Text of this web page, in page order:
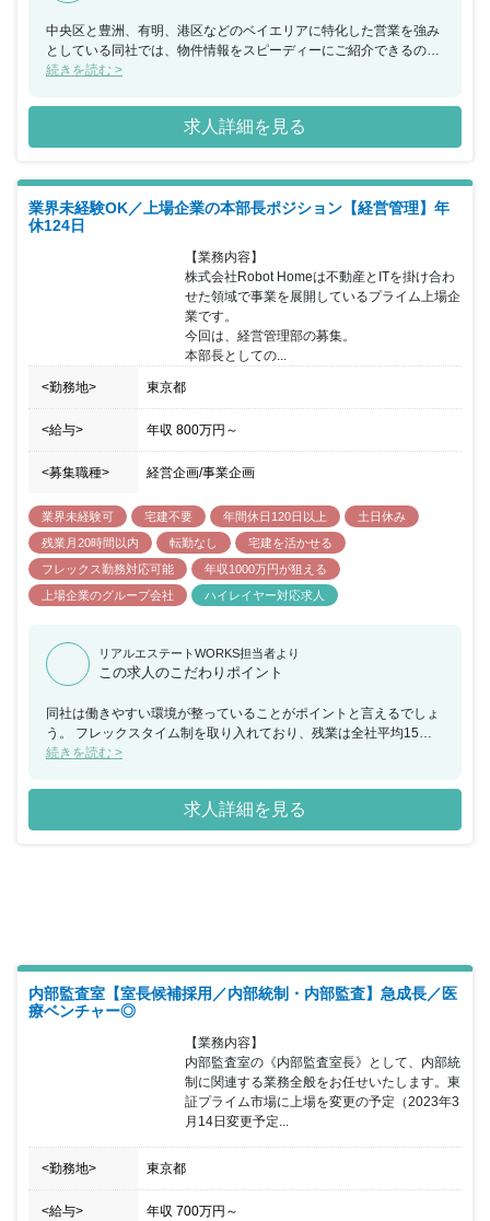
中央区と豊洲、有明、港区などのベイエリアに特化した営業を強み
としている同社では、物件情報をスピーディーにご紹介できるのが
特徴です。 仲介営業部の事業責任者としして、これまでの経験を活
不動産業界外で活躍していた方を歓迎いたします。 オンオフしっか
り分けて働きやすいのも魅力です！
続きを読む >
求人詳細を見る
業界未経験OK／上場企業の本部長ポジション【経営管理】年
休124日
【業務内容】
株式会社Robot Homeは不動産とITを掛け合わ
せた領域で事業を展開しているプライム上場企
業です。
今回は、経営管理部の募集。
本部長としての...
<勤務地> 東京都
<給与> 年収 800万円 ～
<募集職種> 経営企画/事業企画
業界未経験可 宅建不要 年間休日120日以上
土日休み
残業月20時間以内
転勤なし
宅建を活かせる
フレックス勤務対応可能
年収1000万円が狙える
上場企業のグループ会社
ハイレイヤー対応求人
リアルエステートWORKS担当者より
この求人のこだわりポイント
同社は働きやすい環境が整っていることがポイントと言えるでしょ
う。 フレックスタイム制を取り入れており、残業は全社平均15時
間未満、さらに年間休日は124日あります。 管理職と言えど仕事漬
収は800〜1200万円と、これまでの経験に見合った高待遇。 安定企
業に腰を据え、活躍してください。
続きを読む >
求人詳細を見る
内部監査室【室長候補採用／内部統制・内部監査】急成長／医
療ベンチャー◎
【業務内容】
内部監査室の《内部監査室長》として、内部統
制に関連する業務全般をお任せいたします。東
証プライム市場に上場を変更の予定（2023年3
月14日変更予定...
<勤務地> 東京都
<給与> 年収 700万円 ～